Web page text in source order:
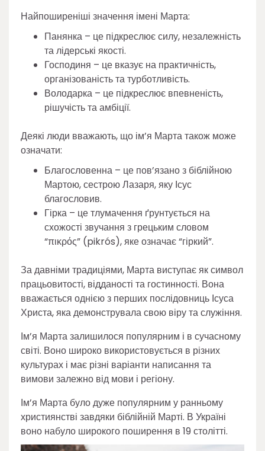
Найпоширеніші значення імені Марта:
Панянка – це підкреслює силу, незалежність
та лідерські якості.
Господиня – це вказує на практичність,
організованість та турботливість.
Володарка – це підкреслює впевненість,
рішучість та амбіції.
Деякі люди вважають, що ім’я Марта також може
означати:
Благословенна – це пов’язано з біблійною
Мартою, сестрою Лазаря, яку Ісус
благословив.
Гірка – це тлумачення ґрунтується на
схожості звучання з грецьким словом
“πικρός” (pikrós), яке означає “гіркий”.
За давніми традиціями, Марта виступає як символ
працьовитості, відданості та гостинності. Вона
вважається однією з перших послідовниць Ісуса
Христа, яка демонструвала свою віру та служіння.
Ім’я Марта залишилося популярним і в сучасному
світі. Воно широко використовується в різних
культурах і має різні варіанти написання та
вимови залежно від мови і регіону.
Ім’я Марта було дуже популярним у ранньому
християнстві завдяки біблійній Марті. В Україні
воно набуло широкого поширення в 19 столітті.